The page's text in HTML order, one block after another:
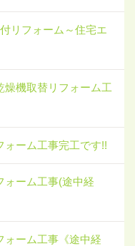
リフォーム～住宅エ
燥機取替リフォーム工
ォーム工事完工です!!
ォーム工事(途中経
ォーム工事《途中経